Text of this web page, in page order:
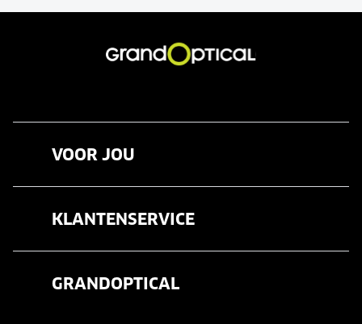
VOOR JOU
KLANTENSERVICE
GRANDOPTICAL